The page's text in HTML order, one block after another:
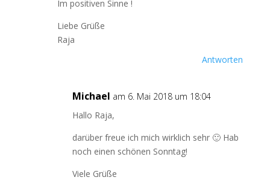
Im positiven Sinne !
Liebe Grüße
Raja
Antworten
Michael am 6. Mai 2018 um 18:04
Hallo Raja,
darüber freue ich mich wirklich sehr 🙂 Hab
noch einen schönen Sonntag!
Viele Grüße